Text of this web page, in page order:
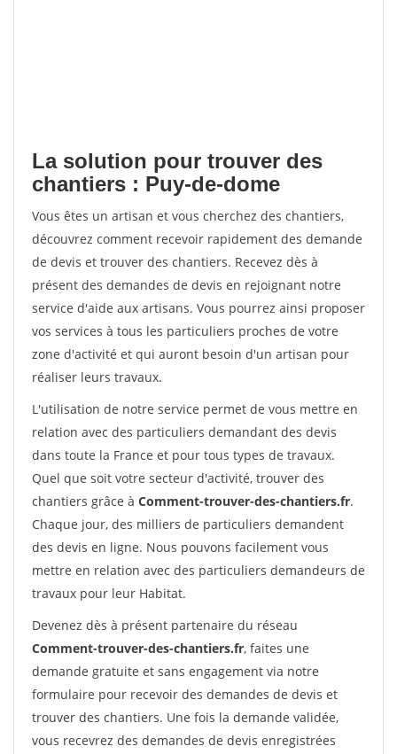
La solution pour trouver des
chantiers : Puy-de-dome
Vous êtes un artisan et vous cherchez des chantiers,
découvrez comment recevoir rapidement des demande
de devis et trouver des chantiers. Recevez dès à
présent des demandes de devis en rejoignant notre
service d'aide aux artisans. Vous pourrez ainsi proposer
vos services à tous les particuliers proches de votre
zone d'activité et qui auront besoin d'un artisan pour
réaliser leurs travaux.
L'utilisation de notre service permet de vous mettre en
relation avec des particuliers demandant des devis
dans toute la France et pour tous types de travaux.
Quel que soit votre secteur d'activité, trouver des
chantiers grâce à Comment-trouver-des-chantiers.fr.
Chaque jour, des milliers de particuliers demandent
des devis en ligne. Nous pouvons facilement vous
mettre en relation avec des particuliers demandeurs de
travaux pour leur Habitat.
Devenez dès à présent partenaire du réseau
Comment-trouver-des-chantiers.fr, faites une
demande gratuite et sans engagement via notre
formulaire pour recevoir des demandes de devis et
trouver des chantiers. Une fois la demande validée,
vous recevrez des demandes de devis enregistrées